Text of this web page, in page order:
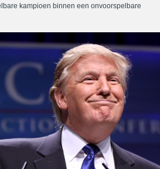
kampioen binnen een onvoorspelbare